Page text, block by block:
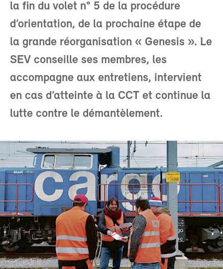
la fin du volet n° 5 de la procédure
d’orientation, de la prochaine étape de
la grande réorganisation « Genesis ». Le
SEV conseille ses membres, les
accompagne aux entretiens, intervient
en cas d’atteinte à la CCT et continue la
lutte contre le démantèlement.